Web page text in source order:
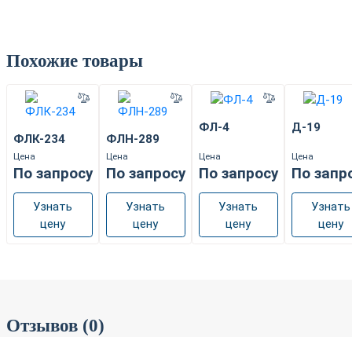
Похожие товары
ФЛК-234
Цена
По запросу
Узнать
цену
ФЛН-289
Цена
По запросу
Узнать
цену
ФЛ-4
Цена
По запросу
Узнать
цену
Д-19
Цена
По
Узнать
цену
Отзывов (0)